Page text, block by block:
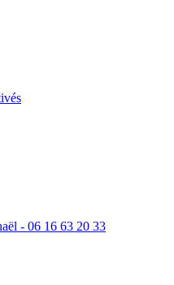
- 06 16 63 20 33